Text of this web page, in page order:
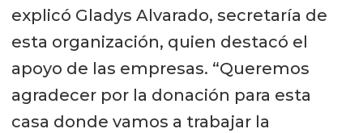
explicó Gladys Alvarado, secretaría de
esta organización, quien destacó el
apoyo de las empresas. “Queremos
agradecer por la donación para esta
casa donde vamos a trabajar la